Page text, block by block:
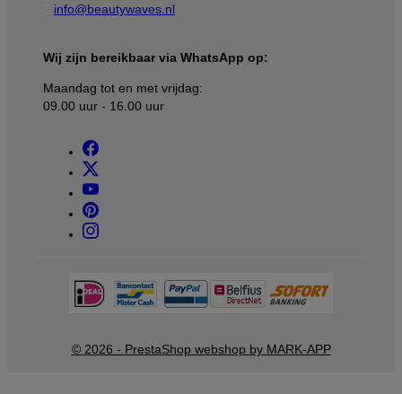
info@beautywaves.nl
Wij zijn bereikbaar via WhatsApp op:
Maandag tot en met vrijdag:
09.00 uur - 16.00 uur
© 2026 - PrestaShop webshop by MARK-APP